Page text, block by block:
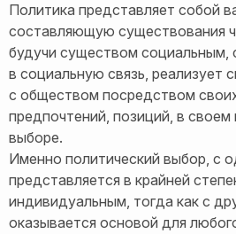
Политика представляет собой
составляющую существования
будучи существом социальным,
в социальную связь, реализует
с обществом посредством
предпочтений, позиций, в своем
выборе.
Именно политический выбор, с
представляется в крайней
индивидуальным, тогда как с
оказывается основой для